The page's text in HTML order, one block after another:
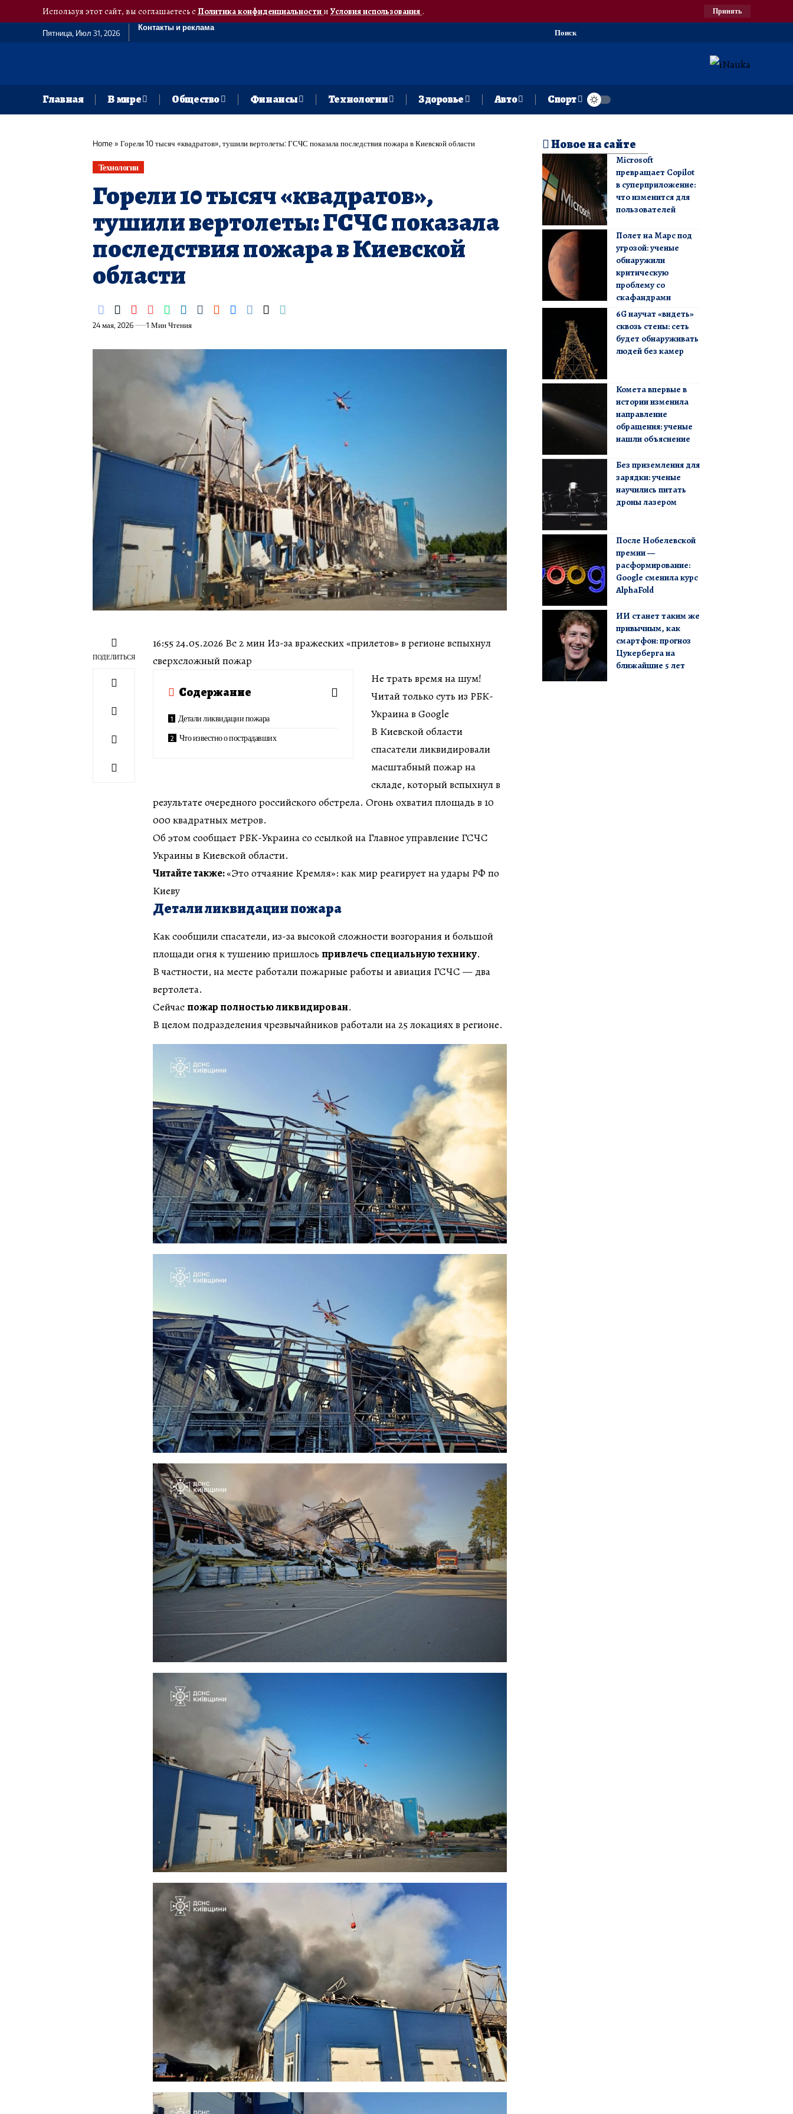
Используя этот сайт, вы соглашаетесь сПолитика конфиденциальностии Условия использования. Принять
Пятница, Июл 31, 2026
Контакты и реклама
Поиск
Главная В мире Общество Финансы Технологии Здоровье Авто Спорт
Home» Горели 10 тысяч «квадратов», тушили вертолеты: ГСЧС показала последствия пожара в Киевской области
Технологии
Горели 10 тысяч «квадратов»,
тушили вертолеты: ГСЧС показала
последствия пожара в Киевской
области
24 мая, 2026 1 Мин Чтения
ПОДЕЛИТЬСЯ
16:55 24.05.2026 Вс 2 мин Из-за вражеских «прилетов» в регионе вспыхнул
сверхсложный пожар
Содержание
Детали ликвидации пожара
Что известно о пострадавших
Не трать время на шум!
Читай только суть из РБК-
Украина в Google
В Киевской области
спасатели ликвидировали
масштабный пожар на
складе, который вспыхнул в
результате очередного российского обстрела. Огонь охватил площадь в 10
000 квадратных метров.
Об этом сообщает РБК-Украина со ссылкой на Главное управление ГСЧС
Украины в Киевской области.
Читайте также:«Это отчаяние Кремля»: как мир реагирует на удары РФ по
Киеву
Детали ликвидации пожара
Как сообщили спасатели, из-за высокой сложности возгорания и большой
площади огня к тушению пришлось привлечь специальную технику.
В частности, на месте работали пожарные работы и авиация ГСЧС — два
вертолета.
Сейчас пожар полностью ликвидирован.
В целом подразделения чрезвычайников работали на 25 локациях в регионе.
Новое на сайте
Microsoft
превращает Copilot
в суперприложение:
что изменится для
пользователей
Полет на Марс под
угрозой: ученые
обнаружили
критическую
проблему со
скафандрами
6G научат «видеть»
сквозь стены: сеть
будет обнаруживать
людей без камер
Комета впервые в
истории изменила
направление
обращения: ученые
нашли объяснение
Без приземления для
зарядки: ученые
научились питать
дроны лазером
После Нобелевской
премии —
расформирование:
Google сменила курс
AlphaFold
ИИ станет таким же
привычным, как
смартфон: прогноз
Цукерберга на
ближайшие 5 лет